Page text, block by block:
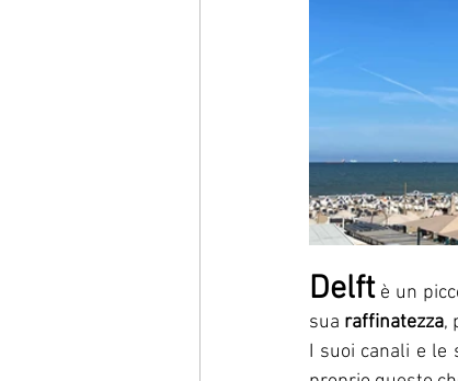
Delft è un
sua raffinatezza,
I suoi canali e le